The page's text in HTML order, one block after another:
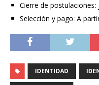
Cierre de
Selección y pago: A
IDENTIDAD